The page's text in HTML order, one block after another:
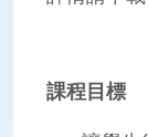
課程目標